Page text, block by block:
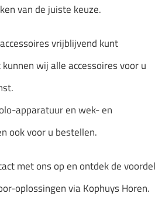
van de juiste keuze.
vrijblijvend kunt
wij alle accessoires voor u
apparatuur en wek- en
ook voor u bestellen.
met ons op en ontdek de
oplossingen via Kophuys Horen.